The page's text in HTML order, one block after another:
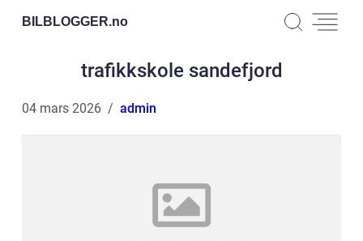
BILBLOGGER.no
trafikkskole sandefjord
04 mars 2026 admin